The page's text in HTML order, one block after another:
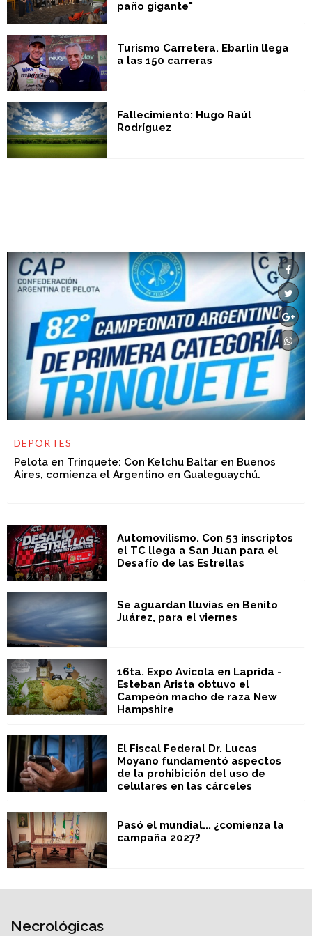
paño gigante"
Turismo Carretera. Ebarlin llega
a las 150 carreras
Fallecimiento: Hugo Raúl
Rodríguez
DEPORTES
Pelota en Trinquete: Con Ketchu Baltar en Buenos
Aires, comienza el Argentino en Gualeguaychú.
Automovilismo. Con 53 inscriptos
el TC llega a San Juan para el
Desafío de las Estrellas
Se aguardan lluvias en Benito
Juárez, para el viernes
16ta. Expo Avícola en Laprida -
Esteban Arista obtuvo el
Campeón macho de raza New
Hampshire
El Fiscal Federal Dr. Lucas
Moyano fundamentó aspectos
de la prohibición del uso de
celulares en las cárceles
Pasó el mundial... ¿comienza la
campaña 2027?
Necrológicas